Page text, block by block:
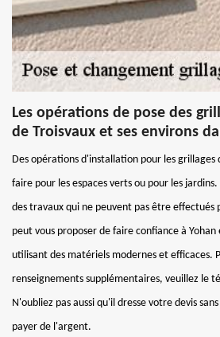
Les opérations de pose des
de Troisvaux et ses environs
Des opérations d'installation pour les
faire pour les espaces verts ou pour les
des travaux qui ne peuvent pas être effectués
peut vous proposer de faire confiance à
utilisant des matériels modernes et efficaces.
renseignements supplémentaires, veuillez le
N'oubliez pas aussi qu'il dresse votre devis
payer de l'argent.